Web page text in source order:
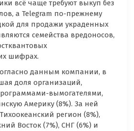
всё чаще требуют выкуп без
а Telegram по-прежнему
для продажи украденных
семейства вредоносов,
шифрах.
данным компании, в
доля организаций,
вымогателями,
Америку (8%). За ней
регион (8%),
Восток (7%), СНГ (6%) и